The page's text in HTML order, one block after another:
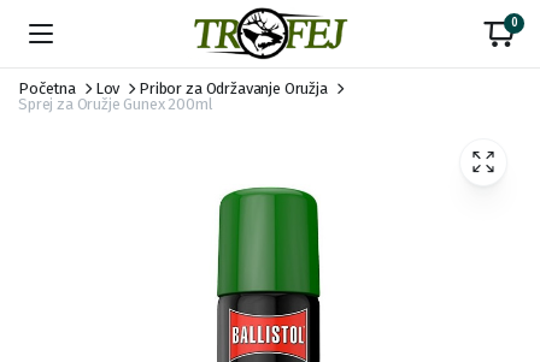
0
Početna Lov
Pribor za Održavanje Oružja
Sprej za Oružje Gunex 200ml